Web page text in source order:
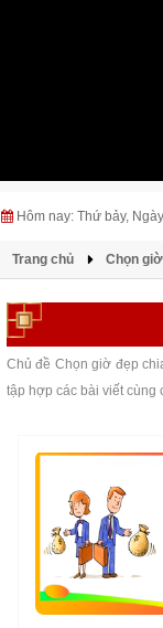
Hôm nay: Thứ bảy,
Trang chủ Chọn
Chủ đề Chọn giờ đẹp
tập hợp các bài viết cùng